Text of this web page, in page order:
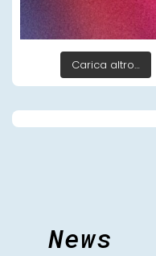
Carica altro…
News